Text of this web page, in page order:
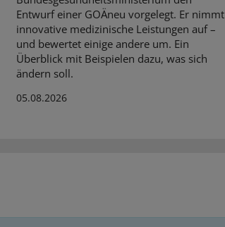
Entwurf einer GOÄneu vorgelegt. Er nimmt
innovative medizinische Leistungen auf –
und bewertet einige andere um. Ein
Überblick mit Beispielen dazu, was sich
ändern soll.
05.08.2026